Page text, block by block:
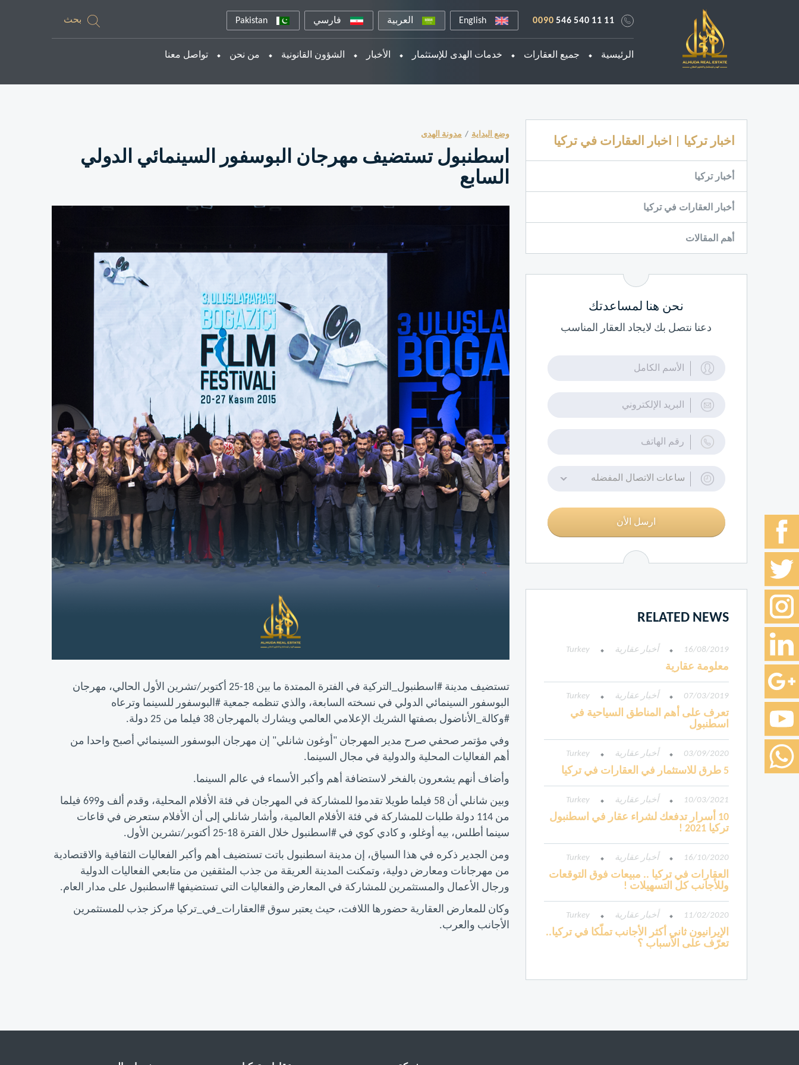
0090 546 540 11 11
English العربية فارسي Pakistan بحث
الرئيسية جميع العقارات خدمات الهدى للإستثمار الأخبار الشؤون القانونية من نحن تواصل معنا
اخبار تركيا | اخبار العقارات في تركيا
أخبار تركيا
أخبار العقارات في تركيا
أهم المقالات
نحن هنا لمساعدتك
دعنا نتصل بك لايجاد العقار المناسب
ساعات الاتصال المفضله
ارسل الأن
RELATED NEWS
16/08/2019 أخبار عقارية Turkey
معلومة عقارية
07/03/2019 أخبار عقارية Turkey
تعرف على أهم المناطق السياحية في
اسطنبول
03/09/2020 أخبار عقارية Turkey
5 طرق للاستثمار في العقارات في تركيا
10/03/2021 أخبار عقارية Turkey
10 أسرار تدفعك لشراء عقار في اسطنبول
تركيا 2021 !
16/10/2020 أخبار عقارية Turkey
العقارات في تركيا .. مبيعات فوق التوقعات
وللأجانب كل التسهيلات !
11/02/2020 أخبار عقارية Turkey
الإيرانيون ثاني أكثر الأجانب تملّكا في تركيا..
تعرّف على الأسباب ؟
وضع البداية مدونة الهدى
اسطنبول تستضيف مهرجان البوسفور السينمائي الدولي
السابع
تستضيف مدينة #اسطنبول_التركية في الفترة الممتدة ما بين 18-25 أكتوبر/تشرين الأول الحالي، مهرجان
البوسفور السينمائي الدولي في نسخته السابعة، والذي تنظمه جمعية #البوسفور للسينما وترعاه
#وكالة_الأناضول بصفتها الشريك الإعلامي العالمي ويشارك بالمهرجان 38 فيلما من 25 دولة.
وفي مؤتمر صحفي صرح مدير المهرجان "أوغون شانلي" إن مهرجان البوسفور السينمائي أصبح واحدا من
أهم الفعاليات المحلية والدولية في مجال السينما.
وأضاف أنهم يشعرون بالفخر لاستضافة أهم وأكبر الأسماء في عالم السينما.
وبين شانلي أن 58 فيلما طويلا تقدموا للمشاركة في المهرجان في فئة الأفلام المحلية، وقدم ألف و699 فيلما
من 114 دولة طلبات للمشاركة في فئة الأفلام العالمية، وأشار شانلي إلى أن الأفلام ستعرض في قاعات
سينما أطلس، بيه أوغلو، و كادي كوي في #اسطنبول خلال الفترة 18-25 أكتوبر/تشرين الأول.
ومن الجدير ذكره في هذا السياق، إن مدينة اسطنبول باتت تستضيف أهم وأكبر الفعاليات الثقافية والاقتصادية
من مهرجانات ومعارض دولية، وتمكنت المدينة العريقة من جذب المثقفين من متابعي الفعاليات الدولية
ورجال الأعمال والمستثمرين للمشاركة في المعارض والفعاليات التي تستضيفها #اسطنبول على مدار العام.
وكان للمعارض العقارية حضورها اللافت، حيث يعتبر سوق #العقارات_في_تركيا مركز جذب للمستثمرين
الأجانب والعرب.